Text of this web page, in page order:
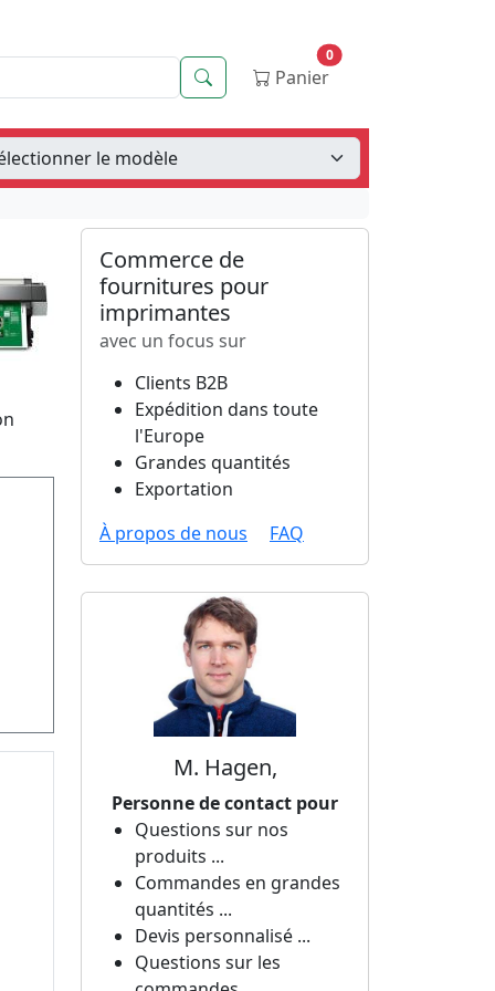
RecherchePanier
0
Commerce de
fournitures pour
imprimantes
avec un focus sur
Clients B2B
Expédition dans toute
l'Europe
Grandes quantités
Exportation
À propos de nous
FAQ
M. Hagen,
Personne de contact pour
Questions sur nos
produits ...
Commandes en grandes
quantités ...
Devis personnalisé ...
Questions sur les